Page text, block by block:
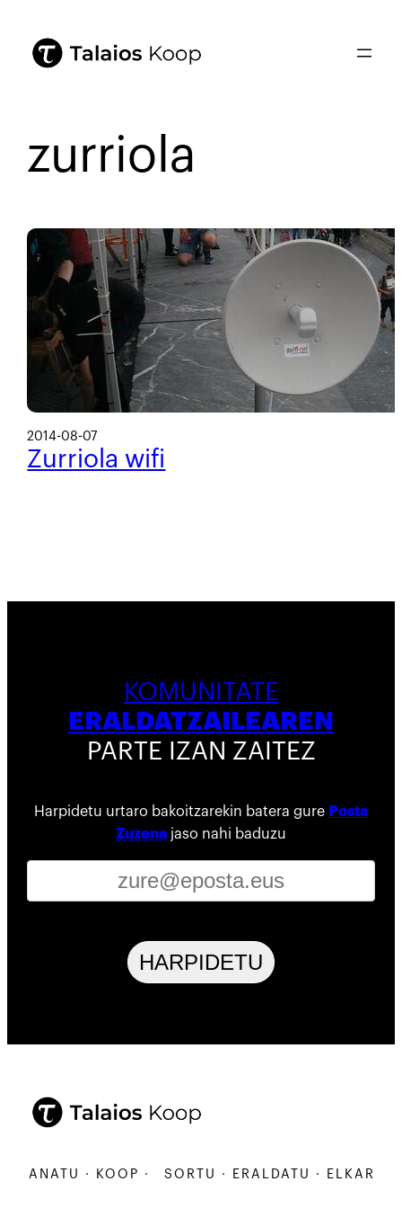
zurriola
2014-08-07
Zurriola wifi
KOMUNITATE
ERALDATZAILEAREN
PARTE IZAN ZAITEZ
Harpidetu urtaro bakoitzarekin batera gure Posta
Zuzena jaso nahi baduzu
HARPIDETU
· KOOP · SORTU · ERALDATU ·